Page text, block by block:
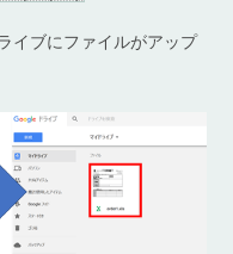
イブにファイルがアップ